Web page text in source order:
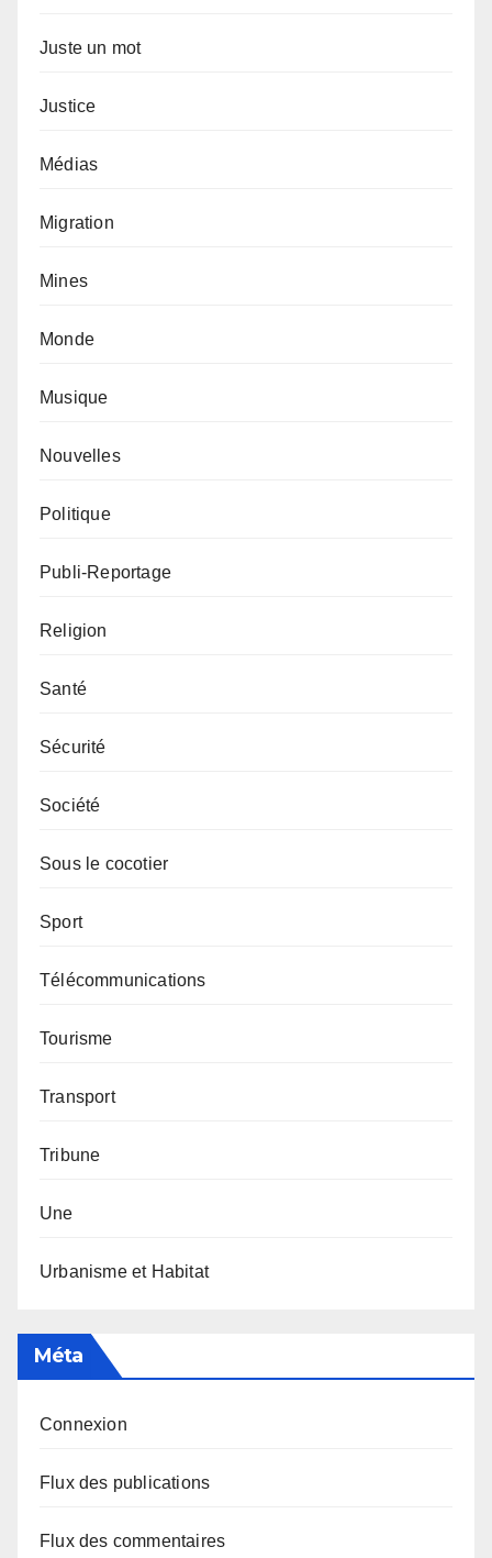
Juste un mot
Justice
Médias
Migration
Mines
Monde
Musique
Nouvelles
Politique
Publi-Reportage
Religion
Santé
Sécurité
Société
Sous le cocotier
Sport
Télécommunications
Tourisme
Transport
Tribune
Une
Urbanisme et Habitat
Méta
Connexion
Flux des publications
Flux des commentaires